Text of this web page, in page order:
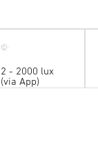
2 - 2000 lux
(via App)